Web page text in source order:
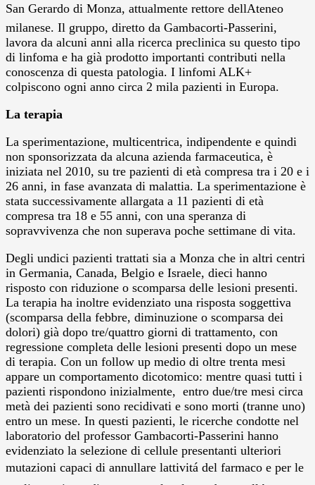
San Gerardo di Monza, attualmente rettore dellAteneo
milanese. Il gruppo, diretto da Gambacorti-Passerini,
lavora da alcuni anni alla ricerca preclinica su questo tipo
di linfoma e ha già prodotto importanti contributi nella
conoscenza di questa patologia. I linfomi ALK+
colpiscono ogni anno circa 2 mila pazienti in Europa.
La terapia
La sperimentazione, multicentrica, indipendente e quindi
non sponsorizzata da alcuna azienda farmaceutica, è
iniziata nel 2010, su tre pazienti di età compresa tra i 20 e i
26 anni, in fase avanzata di malattia. La sperimentazione è
stata successivamente allargata a 11 pazienti di età
compresa tra 18 e 55 anni, con una speranza di
sopravvivenza che non superava poche settimane di vita.
Degli undici pazienti trattati sia a Monza che in altri centri
in Germania, Canada, Belgio e Israele, dieci hanno
risposto con riduzione o scomparsa delle lesioni presenti.
La terapia ha inoltre evidenziato una risposta soggettiva
(scomparsa della febbre, diminuzione o scomparsa dei
dolori) già dopo tre/quattro giorni di trattamento, con
regressione completa delle lesioni presenti dopo un mese
di terapia. Con un follow up medio di oltre trenta mesi
appare un comportamento dicotomico: mentre quasi tutti i
pazienti rispondono inizialmente, entro due/tre mesi circa
metà dei pazienti sono recidivati e sono morti (tranne uno)
entro un mese. In questi pazienti, le ricerche condotte nel
laboratorio del professor Gambacorti-Passerini hanno
evidenziato la selezione di cellule presentanti ulteriori
mutazioni capaci di annullare lattivitá del farmaco e per le